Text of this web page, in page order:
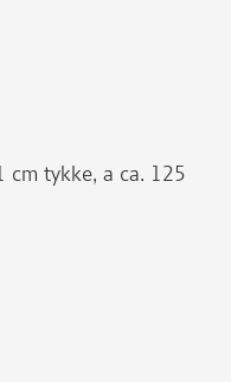
cm tykke, a ca. 125